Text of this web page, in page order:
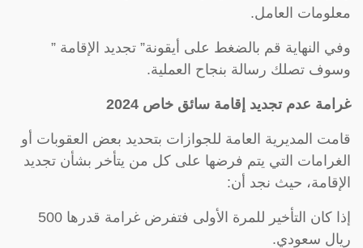
معلومات العامل.
وفي النهاية قم بالضغط على أيقونة” تجديد الإقامة ”
وسوف تصلك رسالة بنجاح العملية.
غرامة عدم تجديد إقامة سائق خاص 2024
قامت المديرية العامة للجوازات بتحديد بعض العقوبات أو
الغرامات التي يتم فرضها على كل من يتأخر بشأن تجديد
الإقامة، حيث نجد أن:
إذا كان التأخير للمرة الأولى فتفرض غرامة قدرها 500
ريال سعودي.